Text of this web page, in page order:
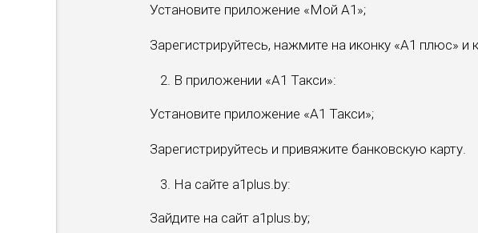
Установите приложение «Мой А1»;
Зарегистрируйтесь, нажмите на иконку «А1 плюс» и
В приложении «A1 Такси»:
Установите приложение «A1 Такси»;
Зарегистрируйтесь и привяжите банковскую карту.
На сайте a1plus.by:
Зайдите на сайт a1plus.by;